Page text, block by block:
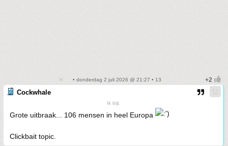
• donderdag 2 juli 2026 @ 21:27 • 13
Cockwhale
Ik bijt.
Grote uitbraak... 106 mensen in heel Europa
Clickbait topic.